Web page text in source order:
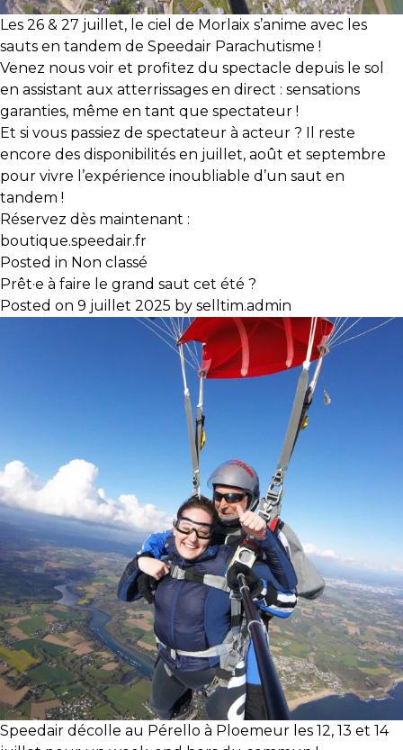
Les 26 & 27 juillet, le ciel de Morlaix s’anime avec les
sauts en tandem de Speedair Parachutisme !
Venez nous voir et profitez du spectacle depuis le sol
en assistant aux atterrissages en direct : sensations
garanties, même en tant que spectateur !
Et si vous passiez de spectateur à acteur ? Il reste
encore des disponibilités en juillet, août et septembre
pour vivre l’expérience inoubliable d’un saut en
tandem !
Réservez dès maintenant :
boutique.speedair.fr
Posted in Non classé
Prêt·e à faire le grand saut cet été ?
Posted on 9 juillet 2025 by selltim.admin
Speedair décolle au Pérello à Ploemeur les 12, 13 et 14